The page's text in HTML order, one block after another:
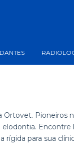
Pioneiros
para sua